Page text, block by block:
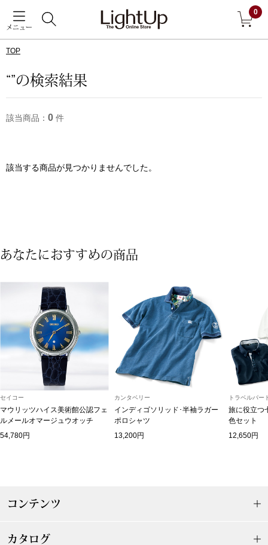
メニュー
0
すべて見る
アクセサリー
アウター
Tシャツ／カッ
ポロシャツ
トレーナー／
セーター／カ
TOP
“”の検索結果
該当商品： 0 件
該当する商品が見つかりませんでした。
あなたにおすすめの商品
セイコー
マウリッツハイス美術館公認フェ
ルメールオマージュウオッチ
54,780円
カンタベリー
インディゴソリッド･半袖ラガー
ポロシャツ
13,200円
トラベルパー
旅に役立つ
色セット
12,650円
コンテンツ
カタログ